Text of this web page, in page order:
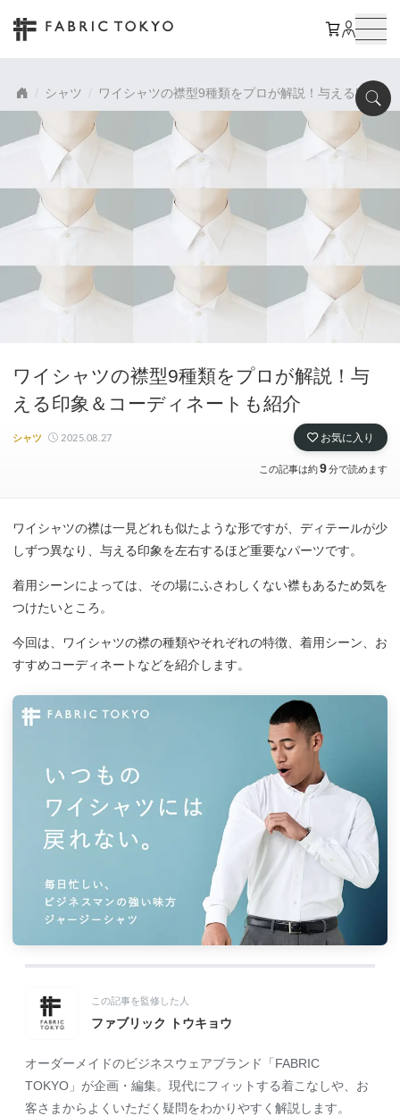
シャツ ワイシャツの襟型9種類をプロが解説！与える印象＆
ワイシャツの襟型9種類をプロが解説！与
える印象＆コーディネートも紹介
シャツ 2025.08.27 お気に入り
この記事は約9分で読めます
ワイシャツの襟は一見どれも似たような形ですが、ディテールが少
しずつ異なり、与える印象を左右するほど重要なパーツです。
着用シーンによっては、その場にふさわしくない襟もあるため気を
つけたいところ。
今回は、ワイシャツの襟の種類やそれぞれの特徴、着用シーン、お
すすめコーディネートなどを紹介します。
この記事を監修した人
ファブリック トウキョウ
オーダーメイドのビジネスウェアブランド「FABRIC
TOKYO」が企画・編集。現代にフィットする着こなしや、お
客さまからよくいただく疑問をわかりやすく解説します。